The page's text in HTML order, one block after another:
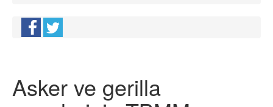
Asker ve gerilla